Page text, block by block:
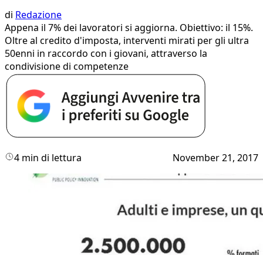
di Redazione
Appena il 7% dei lavoratori si aggiorna. Obiettivo: il 15%.
Oltre al credito d'imposta, interventi mirati per gli ultra
50enni in raccordo con i giovani, attraverso la
condivisione di competenze
4 min di lettura November 21, 2017